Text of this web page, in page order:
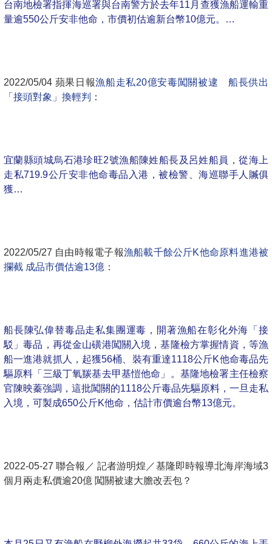
台南地檢署指揮海巡署與台南警方於去年11月查獲漁船運輸重
量逾550公斤安非他命，市價初估逾新台幣10億元。…
2022/05/04 蘋果日報漁船走私20億安毒闖關被逮　船長供出
「接頭對象」換輕判
：
宜蘭縣頭城烏石港珍旺2號漁船陳姓船長及呂姓船員，從海上
走私719.9公斤安非他命毒品入港，被檢警、海巡聯手人贓俱
獲…
2022/05/27 自由時報電子報漁船載千餘公斤K他命原料進港被
攔截 成品市價估逾13億 ：
船長陳弘偉替毒品走私集團運毒，開著漁船在彰化外海「接
駁」毒品，再從金山磺港闖關入境，基隆檢方掌握情資，等漁
船一進港就抓人，起獲56桶、裝有重達1118公斤K他命毒品先
驅原料「三級丁氧羰基去甲基愷他命」。基隆地檢署主任檢察
官陳映蓁強調，這批闖關的1118公斤毒品先驅原料，一旦走私
入境，可製成650公斤K他命，估計市價逾台幣13億元。
2022-05-27 聯合報／ 記者游明煌／基隆即時報導北海岸海域3
個月兩走私價逾20億 闖關被逮大膽改丟包？